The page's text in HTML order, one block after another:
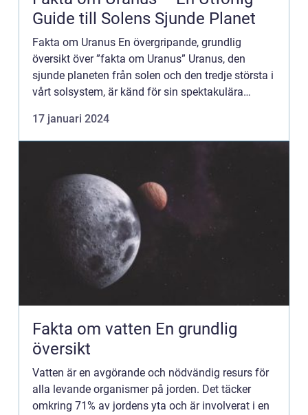
Guide till Solens Sjunde Planet
Fakta om Uranus En övergripande, grundlig
översikt över ”fakta om Uranus” Uranus, den
sjunde planeten från solen och den tredje största i
vårt solsystem, är känd för sin spektakulära
denna ...
17 januari 2024
Fakta om vatten En grundlig
översikt
Vatten är en avgörande och nödvändig resurs för
alla levande organismer på jorden. Det täcker
omkring 71% av jordens yta och är involverat i en